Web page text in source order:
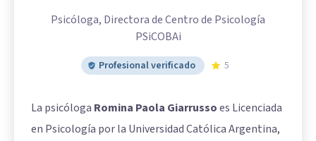
Psicóloga, Directora de Centro de Psicología
PSiCOBAi
Profesional verificado 5
La psicóloga Romina Paola Giarrussoes Licenciada
en Psicología por la Universidad Católica Argentina,